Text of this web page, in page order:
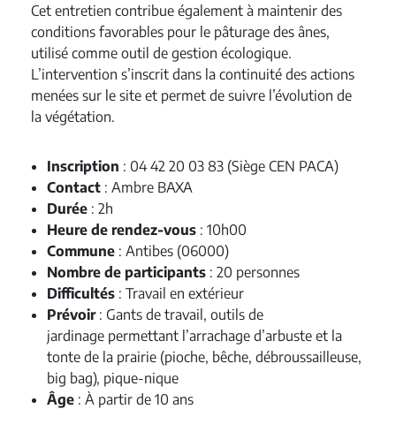
Cet entretien contribue également à maintenir des
conditions favorables pour le pâturage des ânes,
utilisé comme outil de gestion écologique.
L’intervention s’inscrit dans la continuité des actions
menées sur le site et permet de suivre l’évolution de
la végétation.
Inscription : 04 42 20 03 83 (Siège CEN PACA)
Contact : Ambre BAXA
Durée : 2h
Heure de rendez-vous : 10h00
Commune : Antibes (06000)
Nombre de participants : 20 personnes
Difficultés : Travail en extérieur
Prévoir: Gants de travail, outils de
jardinage permettant l’arrachage d’arbuste et la
tonte de la prairie (pioche, bêche, débroussailleuse,
big bag), pique-nique
Âge : À partir de 10 ans